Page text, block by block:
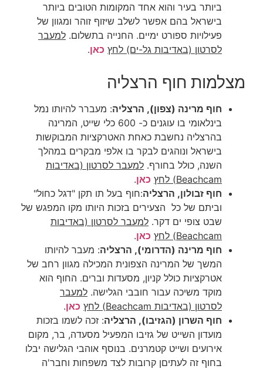
ביותר בעיר והוא אחד המקומות הטובים ביותר
בישראל בהם אפשר לשלב שיזוף זוהר ומגוון של
פעילויות ספורט ימיים. החנייה בתשלום. למעבר
לסרטון (באדיבות גל-ים) לחץ כאן.
מצלמות חוף הרצליה
חוף מרינה (צפון), הרצליה: מעברר להיותו נמל
בינלאומי בו עוגנים כ- 600 כלי שייט, המרינה
בהרצליה נחשבת כאחת האטרקציות המבוקשות
בישראל ונוהגים לבקר בו אלפי מבקרים במהלך
השנה, כולל בחורף. למעבר לסרטון (באדיבות
Beachcam) לחץ כאן.
חוף זבולון, הרצליה:חוף בעל תו תקן "דגל כחול"
וביתם של כל הצעירים בזכות היותו מקו המפגש של
שבט צופי ים דקר. למעבר לסרטון (באדיבות
Beachcam) לחץ כאן.
חוף מרינה (הדרומי), הרצליה: מעבר להיותו
המשך של המרינה הצפונית המכילה מגוון רחב של
אטרקציות כולל קניון, מסעדות וברים. החוף הוא
מוקד משיכה עבור חובבי הגלישה. למעבר
לסרטון (באדיבות Beachcam) לחץ כאן.
חוף השרון (הגזיבו), הרצליה: זכה לשמו בזכות
מועדון השייט של גזיבו המפעיל מסעדה, בר, מקום
אירועים ושייט קטמרנים. בנוסף אוהבי הגלישה יבלו
בחוף זה לעתיםן קרובות לצד משפחות וחבר'ה